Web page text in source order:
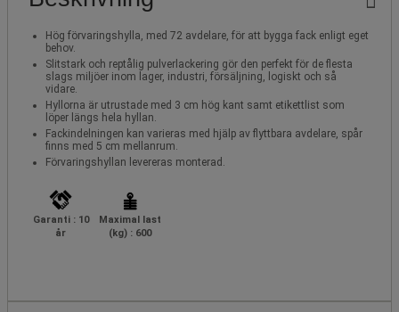
Hög förvaringshylla, med 72 avdelare, för att bygga fack enligt eget
behov.
Slitstark och reptålig pulverlackering gör den perfekt för de flesta
slags miljöer inom lager, industri, försäljning, logiskt och så
vidare.
Hyllorna är utrustade med 3 cm hög kant samt etikettlist som
löper längs hela hyllan.
Fackindelningen kan varieras med hjälp av flyttbara avdelare, spår
finns med 5 cm mellanrum.
Förvaringshyllan levereras monterad.
Garanti : 10
år
Maximal last
(kg) : 600